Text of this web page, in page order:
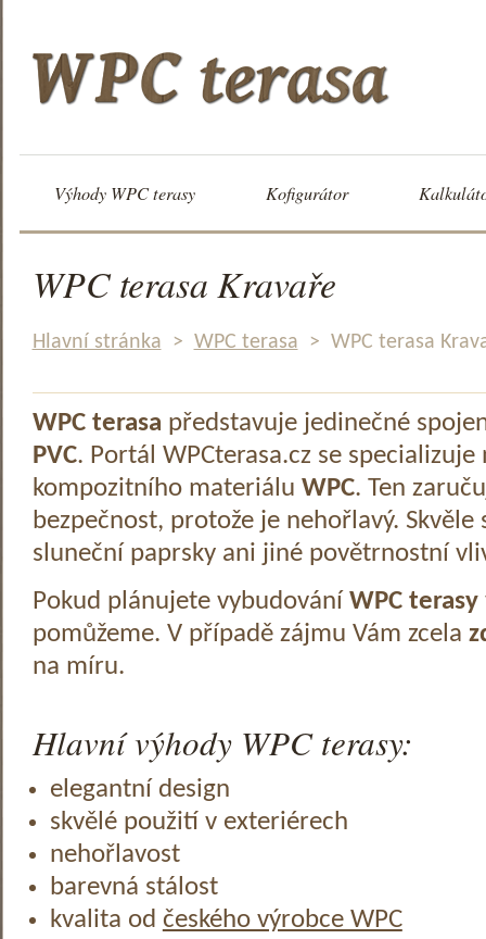
Výhody WPC terasy Kofigurátor
WPC terasa Kravaře
Hlavní stránka > WPC terasa > WPC terasa
WPC terasa představuje jedinečné
PVC. Portál WPCterasa.cz se specializuje
kompozitního materiálu WPC. Ten
bezpečnost, protože je nehořlavý.
sluneční paprsky ani jiné povětrnostní
Pokud plánujete vybudování WPC terasy
pomůžeme. V případě zájmu Vám zcela
na míru.
Hlavní výhody WPC terasy:
elegantní design
skvělé použití v exteriérech
nehořlavost
barevná stálost
kvalita od českého výrobce WPC